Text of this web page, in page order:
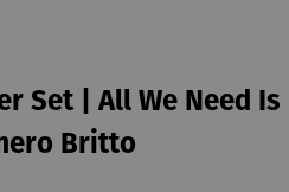
Set | All We Need Is
Britto